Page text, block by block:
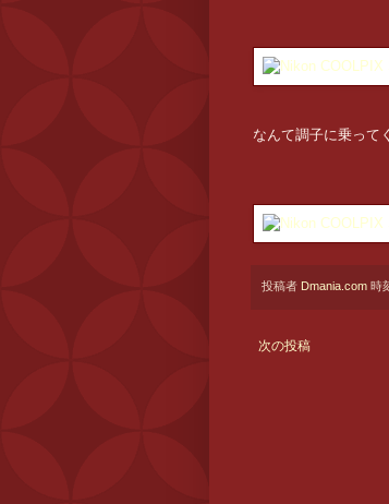
なんて調子に乗って
投稿者 Dmania.com 時
次の投稿